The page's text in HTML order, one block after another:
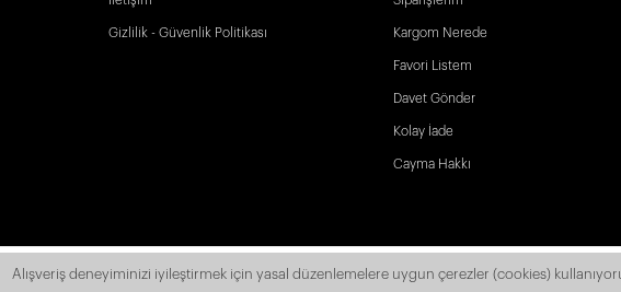
Gizlilik - Güvenlik Politikası Kargom Nerede
Favori Listem
Davet Gönder
Kolay İade
Cayma Hakkı
Alışveriş deneyiminizi iyileştirmek için yasal düzenlemelere uygun çerezler (cookies)